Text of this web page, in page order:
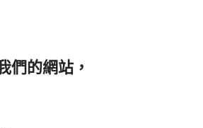
們的網站，